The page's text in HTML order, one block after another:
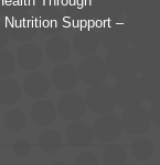
Support –